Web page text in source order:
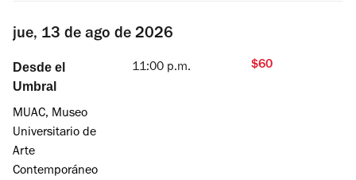
jue, 13 de ago de 2026
Desde el
Umbral
MUAC, Museo
Universitario de
Arte
Contemporáneo
11:00 p.m. $60